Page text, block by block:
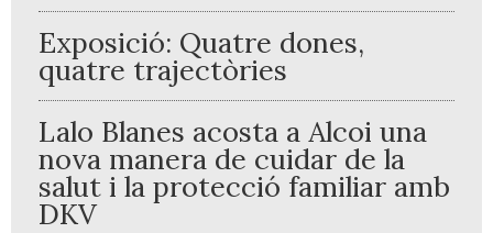
Exposició: Quatre dones,
quatre trajectòries
Lalo Blanes acosta a Alcoi una
nova manera de cuidar de la
salut i la protecció familiar amb
DKV